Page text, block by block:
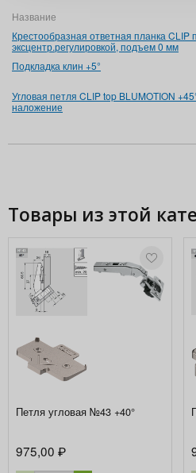
Название
Крестообразная ответная планка CLIP
эксцентр.регулировкой, подъем 0 мм
Подкладка клин +5°
Угловая петля CLIP top BLUMOTION
наложение
Товары из этой
Петля угловая №43 +40°
975,00₽